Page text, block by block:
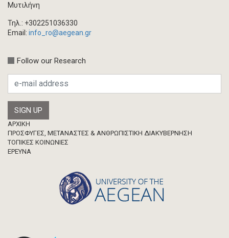
Μυτιλήνη
Τηλ.: +302251036330
Email: info_ro@aegean.gr
Follow our Research
Footer
ΑΡΧΙΚΗ
ΠΡΟΣΦΥΓΕΣ, ΜΕΤΑΝΑΣΤΕΣ & ΑΝΘΡΩΠΙΣΤΙΚΗ ΔΙΑΚΥΒΕΡΝΗΣΗ
ΤΟΠΙΚΕΣ ΚΟΙΝΩΝΙΕΣ
ΈΡΕΥΝΑ